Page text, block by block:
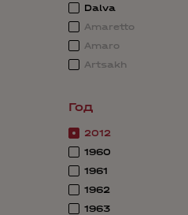
Dalva
Amaretto
Amaro
Artsakh
Год
2012
1960
1961
1962
1963